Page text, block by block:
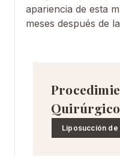
apariencia de esta
meses después de
Liposucción de